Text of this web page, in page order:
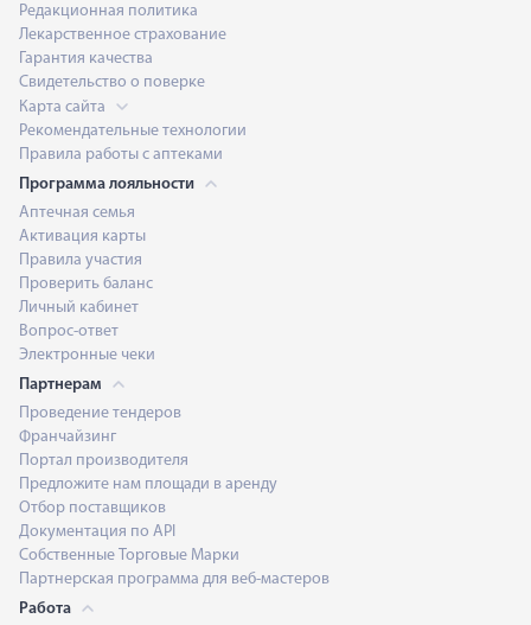
Редакционная политика
Лекарственное страхование
Гарантия качества
Свидетельство о поверке
Карта сайта
Рекомендательные технологии
Правила работы с аптеками
Программа лояльности
Аптечная семья
Активация карты
Правила участия
Проверить баланс
Личный кабинет
Вопрос-ответ
Электронные чеки
Партнерам
Проведение тендеров
Франчайзинг
Портал производителя
Предложите нам площади в аренду
Отбор поставщиков
Документация по API
Собственные Торговые Марки
Партнерская программа для веб-мастеров
Работа